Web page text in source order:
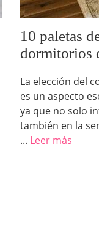
10 paletas
dormitorios
La elección del
es un aspecto
ya que no solo
también en la
... Leer más